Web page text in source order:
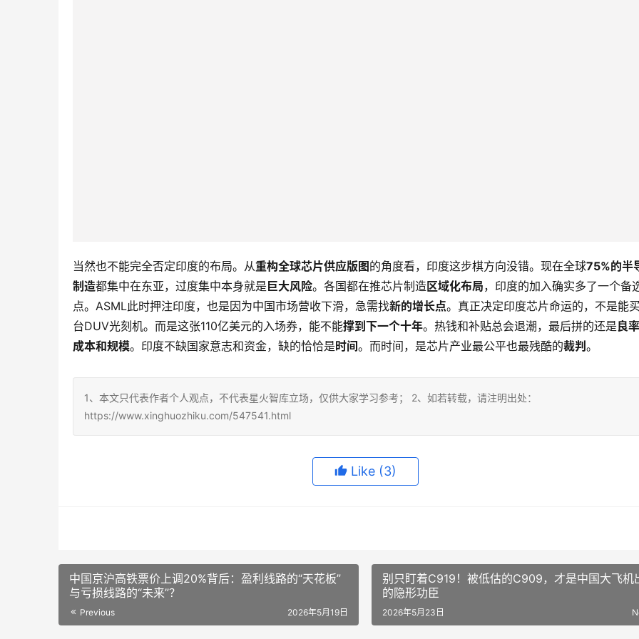
当然也不能完全否定印度的布局。从重构全球芯片供应版图的角度看，印度这步棋方向没错。现在全球75%的半
制造都集中在东亚，过度集中本身就是巨大风险。各国都在推芯片制造区域化布局，印度的加入确实多了一个备
点。ASML此时押注印度，也是因为中国市场营收下滑，急需找新的增长点。真正决定印度芯片命运的，不是能
台DUV光刻机。而是这张110亿美元的入场券，能不能撑到下一个十年。热钱和补贴总会退潮，最后拼的还是良率
成本和规模。印度不缺国家意志和资金，缺的恰恰是时间。而时间，是芯片产业最公平也最残酷的裁判。
1、本文只代表作者个人观点，不代表星火智库立场，仅供大家学习参考； 2、如若转载，请注明出处：
https://www.xinghuozhiku.com/547541.html
Like (3)
中国京沪高铁票价上调20%背后：盈利线路的“天花板”
与亏损线路的“未来”？
Previous 2026年5月19日
别只盯着C919！被低估的C909，才是中国大飞机
的隐形功臣
2026年5月23日